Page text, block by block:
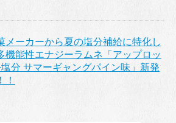
メーカーから夏の塩分補給に特化し
機能性エナジーラムネ「アップロッ
塩分 サマーギャングパイン味」新発
！